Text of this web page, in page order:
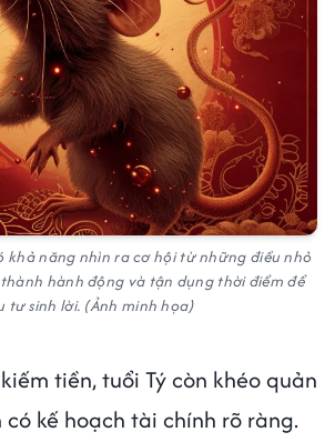
khả năng nhìn ra cơ hội từ những điều nhỏ
hành động và tận dụng thời điểm để
tư sinh lời. (Ảnh minh họa)
tiền, tuổi Tý còn khéo quản
kế hoạch tài chính rõ ràng.